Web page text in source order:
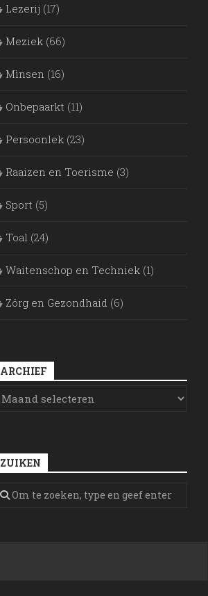
Lezerij (17)
Meziek (66)
Mìnsen (16)
Onbepaarkt (11)
Persoonlek (23)
Raaizen en Toerisme (3)
Sport (5)
Toal (24)
Waitenschop en Techniek (1)
Zörg en Gezondhaid (6)
ARCHIEF
ZUIKEN